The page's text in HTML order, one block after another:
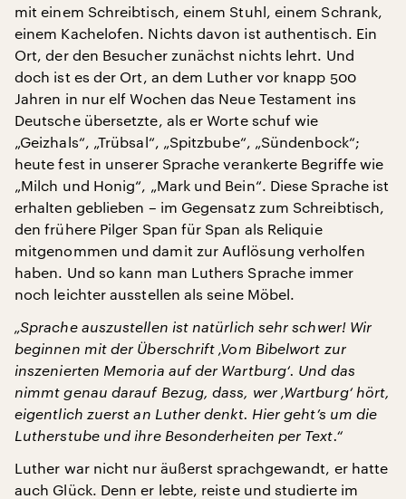
mit einem Schreibtisch, einem Stuhl, einem Schrank,
einem Kachelofen. Nichts davon ist authentisch. Ein
Ort, der den Besucher zunächst nichts lehrt. Und
doch ist es der Ort, an dem Luther vor knapp 500
Jahren in nur elf Wochen das Neue Testament ins
Deutsche übersetzte, als er Worte schuf wie
„Geizhals“, „Trübsal“, „Spitzbube“, „Sündenbock“;
heute fest in unserer Sprache verankerte Begriffe wie
„Milch und Honig“, „Mark und Bein“. Diese Sprache ist
erhalten geblieben – im Gegensatz zum Schreibtisch,
den frühere Pilger Span für Span als Reliquie
mitgenommen und damit zur Auflösung verholfen
haben. Und so kann man Luthers Sprache immer
noch leichter ausstellen als seine Möbel.
„Sprache auszustellen ist natürlich sehr schwer! Wir
beginnen mit der Überschrift ‚Vom Bibelwort zur
inszenierten Memoria auf der Wartburg‘. Und das
nimmt genau darauf Bezug, dass, wer ‚Wartburg‘ hört,
eigentlich zuerst an Luther denkt. Hier geht’s um die
Lutherstube und ihre Besonderheiten per Text.“
Luther war nicht nur äußerst sprachgewandt, er hatte
auch Glück. Denn er lebte, reiste und studierte im